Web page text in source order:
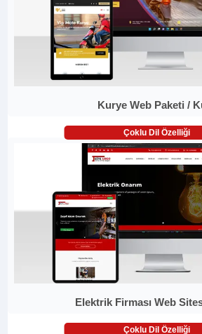
Kurye Web Paketi /
Çoklu Dil Özelliği
Elektrik Firması Web
Çoklu Dil Özelliği